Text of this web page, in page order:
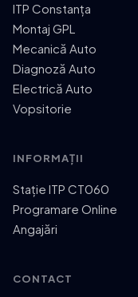
ITP Constanța
Montaj GPL
Mecanică Auto
Diagnoză Auto
Electrică Auto
Vopsitorie
INFORMAȚII
Stație ITP CT060
Programare Online
Angajări
CONTACT